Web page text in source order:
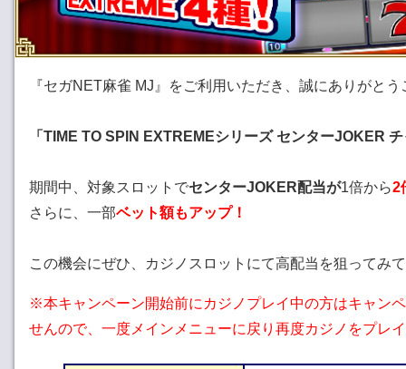
『セガNET麻雀 MJ』をご利用いただき、誠にありがと
「TIME TO SPIN EXTREMEシリーズ センターJOKER
期間中、対象スロットでセンターJOKER配当が1倍から2
さらに、一部ベット額もアップ！
この機会にぜひ、カジノスロットにて高配当を狙ってみ
※本キャンペーン開始前にカジノプレイ中の方はキャン
せんので、一度メインメニューに戻り再度カジノをプレ